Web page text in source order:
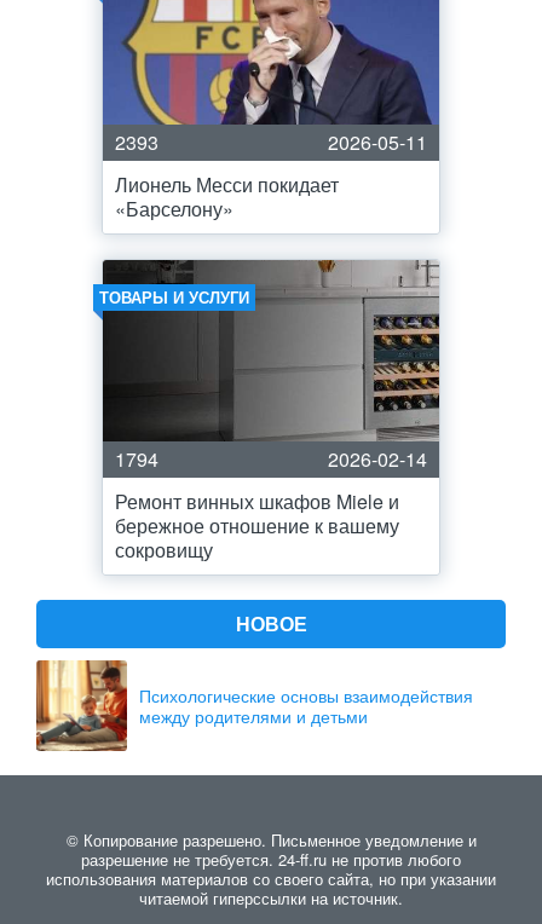
2393
2026-05-11
Лионель Месси покидает
«Барселону»
ТОВАРЫ И УСЛУГИ
1794
2026-02-14
Ремонт винных шкафов Miele и
бережное отношение к вашему
сокровищу
НОВОЕ
Психологические основы взаимодействия
между родителями и детьми
© Копирование разрешено. Письменное уведомление и
разрешение не требуется. 24-ff.ru не против любого
использования материалов со своего сайта, но при указании
читаемой гиперссылки на источник.